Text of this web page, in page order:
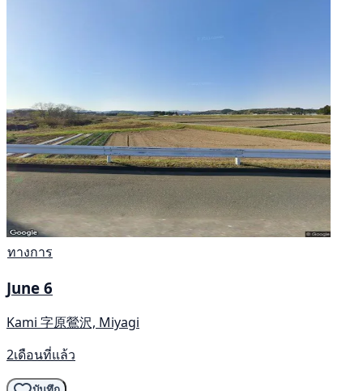
ทางการ
June 6
Kami 字原鶯沢, Miyagi
2เดือนที่แล้ว